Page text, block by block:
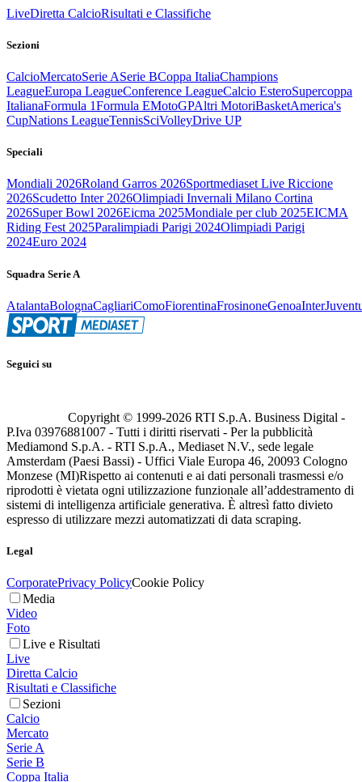
LiveDiretta CalcioRisultati e Classifiche
Sezioni
CalcioMercatoSerie ASerie BCoppa ItaliaChampions
LeagueEuropa LeagueConference LeagueCalcio EsteroSupercoppa
ItalianaFormula 1Formula EMotoGPAltri MotoriBasketAmerica's
CupNations LeagueTennisSciVolleyDrive UP
Speciali
Mondiali 2026Roland Garros 2026Sportmediaset Live Riccione
2026Scudetto Inter 2026Olimpiadi Invernali Milano Cortina
2026Super Bowl 2026Eicma 2025Mondiale per club 2025EICMA
Riding Fest 2025Paralimpiadi Parigi 2024Olimpiadi Parigi
2024Euro 2024
Squadra Serie A
AtalantaBolognaCagliariComoFiorentinaFrosinoneGenoaInter
Seguici su
Copyright © 1999-2026 RTI S.p.A. Business Digital -
P.Iva 03976881007 - Tutti i diritti riservati - Per la pubblicità
Mediamond S.p.A. - RTI S.p.A., Mediaset N.V., sede legale
Amsterdam (Paesi Bassi) - Uffici Viale Europa 46, 20093 Cologno
Monzese (MI)Rispetto ai contenuti e ai dati personali trasmessi e/o
riprodotti è vietata ogni utilizzazione funzionale all’addestramento di
sistemi di intelligenza artificiale generativa. È altresì fatto divieto
espresso di utilizzare mezzi automatizzati di data scraping.
Legal
CorporatePrivacy PolicyCookie Policy
Media
Video
Foto
Live e Risultati
Live
Diretta Calcio
Risultati e Classifiche
Sezioni
Calcio
Mercato
Serie A
Serie B
Coppa Italia